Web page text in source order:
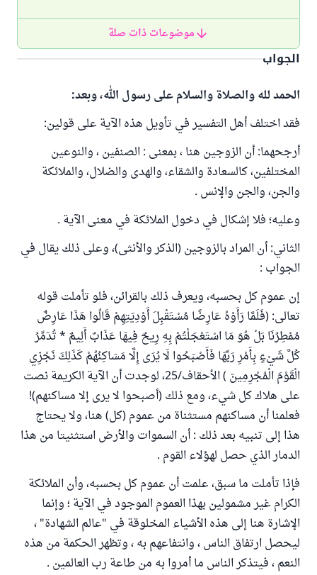
موضوعات ذات صلة
الجواب
الحمد لله والصلاة والسلام على رسول الله، وبعد:
فقد اختلف أهل التفسير في تأويل هذه الآية على قولين:
أرجحهما: أن الزوجين هنا ، بمعنى : الصنفين ، والنوعين
المختلفين، كالسعادة والشقاء، والهدى والضلال، والملائكة
والجن، والجن والإنس .
وعليه؛ فلا إشكال في دخول الملائكة في معنى الآية .
الثاني: أن المراد بالزوجين (الذكر والأنثى)، وعلى ذلك يقال في
الجواب :
إن عموم كل بحسبه، ويعرف ذلك بالقرائن، فلو تأملت قوله
تعالى: (فَلَمَّا رَأَوْهُ عَارِضًا مُسْتَقْبِلَ أَوْدِيَتِهِمْ قَالُوا هَذَا عَارِضٌ
مُمْطِرُنَا بَلْ هُوَ مَا اسْتَعْجَلْتُمْ بِهِ رِيحٌ فِيهَا عَذَابٌ أَلِيمٌ * تُدَمِّرُ
كُلَّ شَيْءٍ بِأَمْرِ رَبِّهَا فَأَصْبَحُوا لَا يُرَى إِلَّا مَسَاكِنُهُمْ كَذَلِكَ نَجْزِي
الْقَوْمَ الْمُجْرِمِينَ ) الأحقاف/25، لوجدت أن الآية الكريمة نصت
على هلاك كل شيء، ومع ذلك (أصبحوا لا يرى إلا مساكنهم)!
فعلمنا أن مساكنهم مستثناة من عموم (كل) هنا، ولا يحتاج
هذا إلى تنبيه بعد ذلك : أن السموات والأرض استثنيتا من هذا
الدمار الذي حصل لهؤلاء القوم .
فإذا تأملت ما سبق، علمت أن عموم كل بحسبه، وأن الملائكة
الكرام غير مشمولين بهذا العموم الموجود في الآية ؛ وإنما
الإشارة هنا إلى هذه الأشياء المخلوقة في "عالم الشهادة" ،
ليحصل ارتفاق الناس ، وانتفاعهم به ، وتظهر الحكمة من هذه
النعم ، فيتذكر الناس ما أمروا به من طاعة رب العالمين .